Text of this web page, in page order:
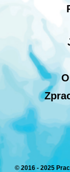
© 2016 - 2025